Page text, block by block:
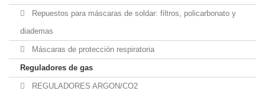
Repuestos para máscaras de soldar: filtros, policarbonato y
diademas
Máscaras de protección respiratoria
Reguladores de gas
REGULADORES ARGON/CO2